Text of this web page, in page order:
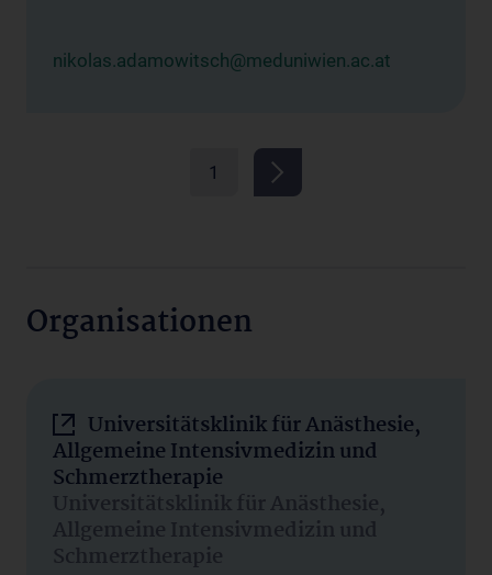
nikolas.adamowitsch@meduniwien.ac.at
1
Organisationen
Universitätsklinik für Anästhesie,
Allgemeine Intensivmedizin und
Schmerztherapie
Universitätsklinik für Anästhesie,
Allgemeine Intensivmedizin und
Schmerztherapie